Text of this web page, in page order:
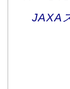
JAXA